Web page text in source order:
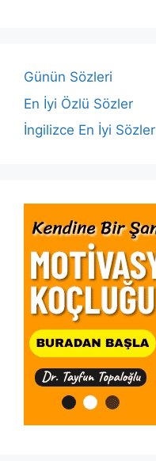
o
k
Günün Sözleri
En İyi Özlü Sözler
İngilizce En İyi Sözler